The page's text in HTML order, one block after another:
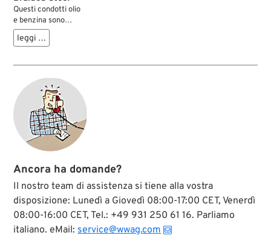
Questi condotti olio
e benzina sono
ricoperte di una
trama in acciaio
resistente, che
danni dovuti ad
abrasioni o a fusioni
sullo scarico.
Disponibili con
finitura lucidata
inox, come condotto
standard con
anodizzati a colori.
leggi …
Ancora ha domande?
Il nostro team di assistenza si tiene alla vostra
disposizione: Lunedì a Giovedì 08:00-17:00 CET, Venerdì
08:00-16:00 CET, Tel.: +49 931 250 61 16. Parliamo
italiano. eMail: service@wwag.com